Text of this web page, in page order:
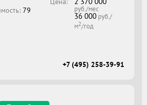
79
руб./мес
36 000руб./
м2/год
+7 (495) 258-39-91